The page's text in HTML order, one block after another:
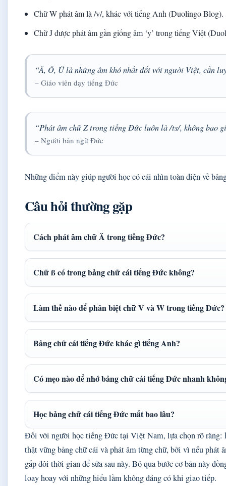
Chữ W phát âm là /v/, khác với tiếng Anh (Duolingo Blog).
Chữ J được phát âm gần giống âm ‘y’ trong tiếng Việt
“Ä, Ö, Ü là những âm khó nhất đối với người Việt, cần
– Giáo viên dạy tiếng Đức
“Phát âm chữ Z trong tiếng Đức luôn là /ts/, không bao
– Người bản ngữ Đức
Những điểm này giúp người học có cái nhìn toàn diện về
Câu hỏi thường gặp
Cách phát âm chữ Ä trong tiếng Đức?
Chữ ß có trong bảng chữ cái tiếng Đức không?
Làm thế nào để phân biệt chữ V và W trong tiếng Đức?
Bảng chữ cái tiếng Đức khác gì tiếng Anh?
Có mẹo nào để nhớ bảng chữ cái tiếng Đức nhanh
Học bảng chữ cái tiếng Đức mất bao lâu?
Đối với người học tiếng Đức tại Việt Nam, lựa chọn rõ ràng:
thật vững bảng chữ cái và phát âm từng chữ, bởi vì nếu phát
gấp đôi thời gian để sửa sau này. Bỏ qua bước cơ bản này
loay hoay với những hiểu lầm không đáng có khi giao tiếp.